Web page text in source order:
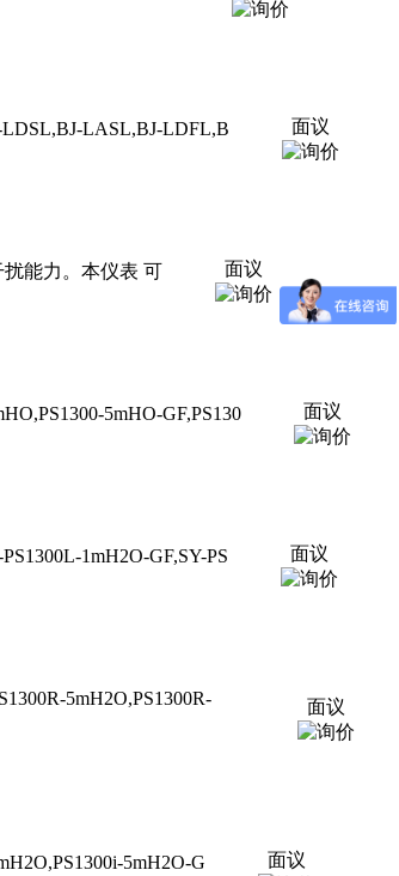
LASL,BJ-LDFL,B
面议
能力。本仪表 可
面议
5mHO-GF,PS130
面议
1mH2O-GF,SY-PS
面议
5mH2O,PS1300R-
面议
5mH2O-G
面议